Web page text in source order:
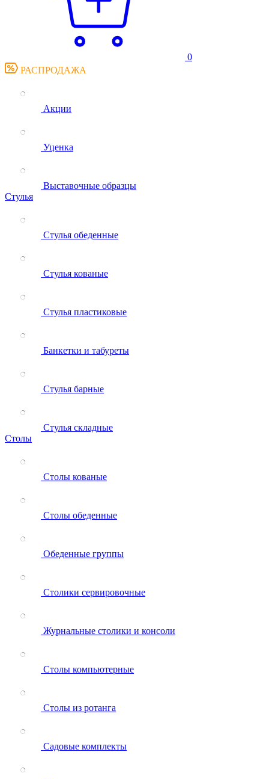
0
РАСПРОДАЖА
Акции
Уценка
Выставочные образцы
Стулья
Стулья обеденные
Стулья кованые
Стулья пластиковые
Банкетки и табуреты
Стулья барные
Стулья складные
Столы
Столы кованые
Столы обеденные
Обеденные группы
Столики сервировочные
Журнальные столики и консоли
Столы компьютерные
Столы из ротанга
Садовые комплекты